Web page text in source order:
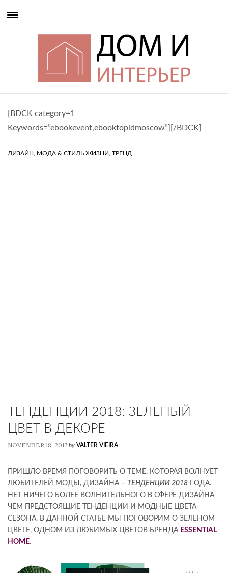
[BDCK category=1
Keywords=”ebookevent,ebooktopidmoscow”][/BDCK]
ДИЗАЙН, МОДА & СТИЛЬ ЖИЗНИ, ТРЕНД
ТЕНДЕНЦИИ 2018: ЗЕЛЕНЫЙ
ЦВЕТ В ДЕКОРЕ
NOVEMBER 18, 2017 by VALTER VIEIRA
ПРИШЛО ВРЕМЯ ПОГОВОРИТЬ О ТЕМЕ, КОТОРАЯ ВОЛНУЕТ
ЛЮБИТЕЛЕЙ МОДЫ, ДИЗАЙНА – ТЕНДЕНЦИИ 2018 ГОДА.
НЕТ НИЧЕГО БОЛЕЕ ВОЛНИТЕЛЬНОГО В СФЕРЕ ДИЗАЙНА
ЧЕМ ПРЕДСТОЯЩИЕ ТЕНДЕНЦИИ И МОДНЫЕ ЦВЕТА
СЕЗОНА. В ДАННОЙ СТАТЬЕ МЫ ПОГОВОРИМ О ЗЕЛЕНОМ
ЦВЕТЕ, ОДНОМ ИЗ ЛЮБИМЫХ ЦВЕТОВ БРЕНДА ESSENTIAL
HOME.